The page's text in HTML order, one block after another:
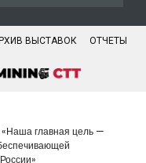
ВЫСТАВОК ОТЧЕТЫ
главная цель —